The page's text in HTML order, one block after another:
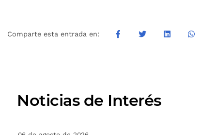
Comparte esta entrada en:
Noticias de Interés